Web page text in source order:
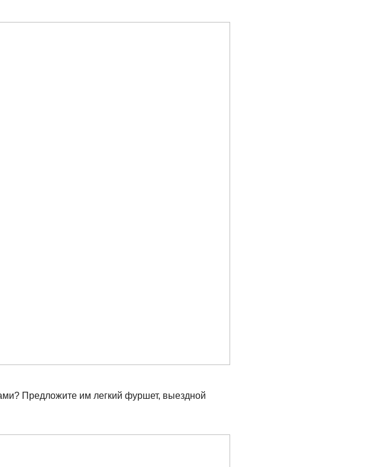
Предложите им легкий фуршет, выездной